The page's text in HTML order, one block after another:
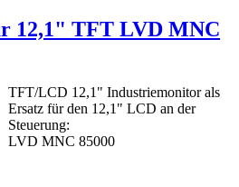
12,1" TFT LVD MNC
TFT/LCD 12,1" Industriemonitor als
Ersatz für den 12,1" LCD an der
Steuerung:
LVD MNC 85000